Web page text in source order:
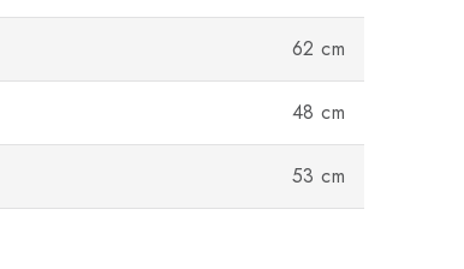
62 cm
48 cm
53 cm